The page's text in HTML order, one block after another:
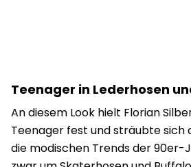
Teenager in Lederhosen
An diesem Look hielt Florian
Teenager fest und sträubte sich
die modischen Trends der 90er-